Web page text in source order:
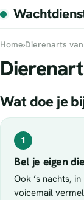
Home›Dierenarts
Wat doe je
1
Bel je eigen
Ook ’s nachts,
voicemail